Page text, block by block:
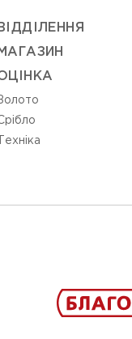
ВIДДIЛЕННЯ
МАГАЗИН
Технiка